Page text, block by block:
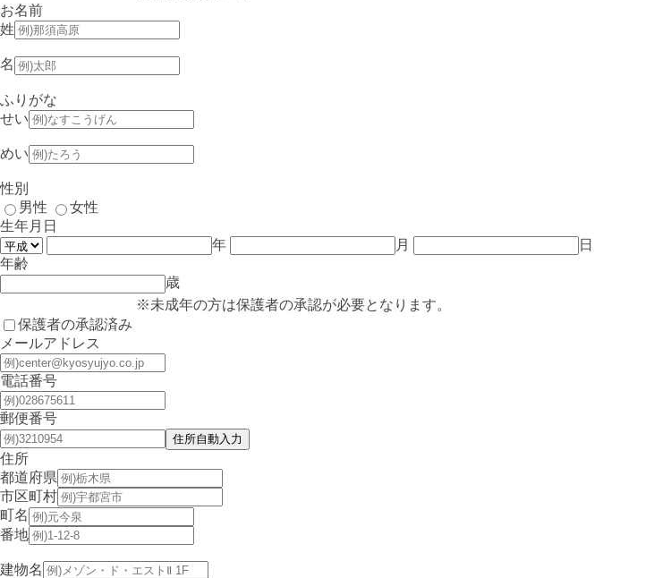
お名前
姓
名
ふりがな
せい
めい
性別
男性
女性
生年月日
年
月
日
年齢
歳
※未成年の方は保護者の承認が必要となります。
保護者の承認済み
メールアドレス
電話番号
郵便番号
住所
都道府県
市区町村
町名
番地
建物名